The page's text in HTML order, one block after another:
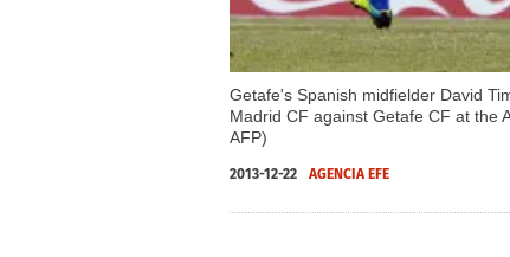
Getafe's Spanish midfielder David
Madrid CF against Getafe CF at the
AFP)
2013-12-22 AGENCIA EFE